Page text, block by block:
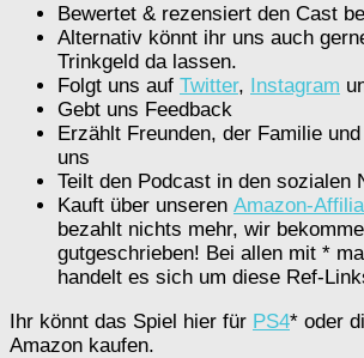
Bewertet & rezensiert den Cast
Alternativ könnt ihr uns auch
Trinkgeld da lassen.
Folgt uns auf Twitter, Instagram
Gebt uns Feedback
Erzählt Freunden, der Familie
uns
Teilt den Podcast in den sozialen
Kauft über unseren Amazon-
bezahlt nichts mehr, wir
gutgeschrieben! Bei allen mit *
handelt es sich um diese Ref-
Ihr könnt das Spiel hier für PS4* oder
Amazon kaufen.